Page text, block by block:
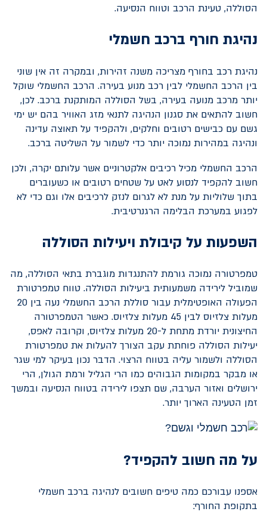
הסוללה, טעינת הרכב וטווח הנסיעה.
נהיגת חורף ברכב חשמלי
נהיגת רכב בחורף מצריכה משנה זהירות, ובמקרה זה אין שוני
בין הרכב החשמלי לבין רכב מנוע בעירה. הרכב החשמלי שוקל
יותר מרכב מנועה בעירה, בשל הסוללה המותקנת ברכב. לכן,
חשוב להתאים את סגנון הנהיגה לתנאי מזג האוויר בהם יש ימי
גשם עם כבישים רטובים וחלקים, ולהקפיד על תאוצה עדינה
ונהיגה במהירות נמוכה יותר כדי לשמור על השליטה ברכב.
הרכב החשמלי מכיל רכיבים אלקטרוניים אשר עלותם יקרה, ולכן
חשוב להקפיד לנסוע לאט על שטחים רטובים או כשעוברים
בתוך שלוליות על מנת לא לגרום לנזק לרכיבים אלו וגם כדי לא
לפגוע במערכת הבלימה הרגנרטיבית.
השפעות על קיבולת ויעילות הסוללה
טמפרטורה נמוכה גורמת להתנגדות מוגברת בתאי הסוללה, מה
שמוביל לירידה משמעותית ביעילות הסוללה. טווח טמפרטורת
הפעולה האופטימלית עבור סוללת הרכב החשמלי נעה בין 20
מעלות צלזיוס לבין 45 מעלות צלזיוס. כאשר הטמפרטורה
החיצונית יורדת מתחת ל-20 מעלות צלזיוס, וקרובה לאפס,
יעילות הסוללה פוחתת עקב הצורך להעלות את טמפרטורת
הסוללה ולשמור עליה בטווח הרצוי. הדבר נכון בעיקר למי שגר
או מבקר במקומות הגבוהים כמו הרי הגליל ורמת הגולן, הרי
ירושלים ואזור הערבה, שם תצפו לירידה בטווח הנסיעה ובמשך
זמן הטעינה הארוך יותר.
על מה חשוב להקפיד?
אספנו עבורכם כמה טיפים חשובים לנהיגה ברכב חשמלי
בתקופת החורף: